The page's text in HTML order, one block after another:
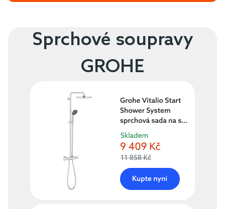
Sprchové soupravy
GROHE